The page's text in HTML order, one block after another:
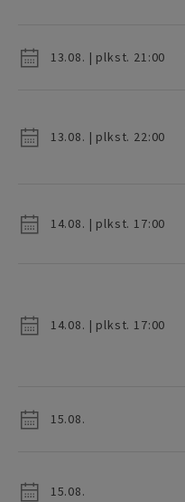
13.08. | plkst. 21:00
13.08. | plkst. 22:00
14.08. | plkst. 17:00
14.08. | plkst. 17:00
15.08.
15.08.